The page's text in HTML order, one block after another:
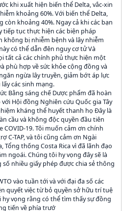
khi xuất hiện biến thể Delta, vắc-xin
khoảng 60%. Với biến thể Delta,
khoảng 40%. Ngay cả khi các bạn
tiếp tục thực hiện các biện pháp
không bị nhiễm bệnh và lây nhiễm
có thể dẫn đên nguy cơ tử Và
tất cả các chính phủ thực hiện một
phù hợp về sức khỏe cộng đồng và
ngừa lây truyền, giảm bớt áp lực
các sinh mạng.
Bằng sáng chế Dược phẩm đã hoàn
Hội đồng Nghiên cứu Quốc gia Tây
kháng thể huyết thanh họ Đây là
cầu và không độc quyền đầu tiên
COVID-19. Tôi muốn cảm ơn chính
C-TAP, và tôi cũng cảm ơn Ngài
Tổng thống Costa Rica vì đã lãnh đạo
ngoái. Chúng tôi hy vọng đây sẽ là
nhiều giấy phép được chia sẻ thông
vào tuần tới và với đại đa số các
quyết việc từ bỏ quyền sở hữu trí tuệ
hy vọng rằng có thể tìm thấy sự đồng
tiến về phía trướ